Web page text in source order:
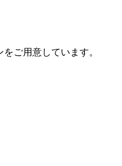
ご用意しています。